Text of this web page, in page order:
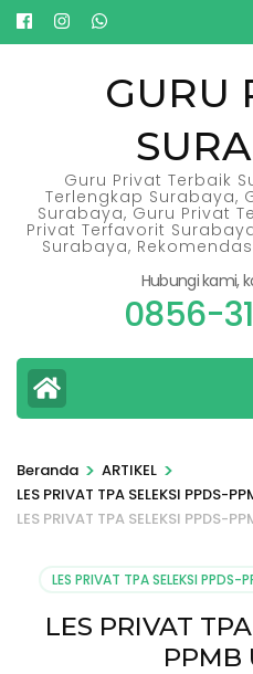
Lompat
ke
GURU
Guru Privat Terbaik
Terlengkap Surabaya,
Surabaya, Guru Privat
Privat Terfavorit
Surabaya,
Hubungi kami,
0856-
Beranda > ARTIKEL >
LES PRIVAT TPA SELEKSI PPDS-
LES PRIVAT TPA SELEKSI PPDS-
LES PRIVAT TPA SELEKSI PPDS-
LES PRIVAT
PPMB